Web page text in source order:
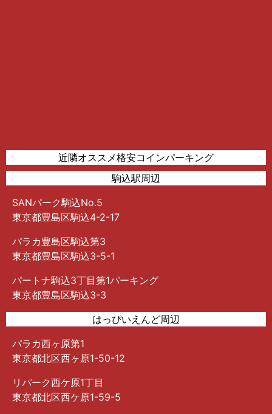
近隣オススメ格安コインパーキング
駒込駅周辺
SANパーク駒込No.5
東京都豊島区駒込4-2-17
パラカ豊島区駒込第3
東京都豊島区駒込3-5-1
パートナ駒込3丁目第1パーキング
東京都豊島区駒込3-3
はっぴいえんど周辺
パラカ西ヶ原第1
東京都北区西ヶ原1-50-12
リパーク西ケ原1丁目
東京都北区西ケ原1-59-5